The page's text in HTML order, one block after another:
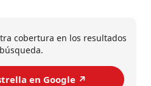
cobertura en los resultados
en Google ↗️